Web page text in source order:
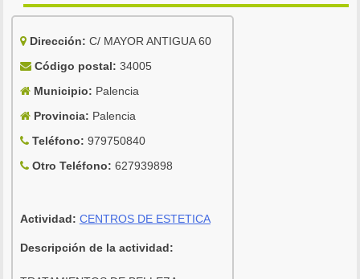
Dirección: C/ MAYOR ANTIGUA 60
Código postal: 34005
Municipio: Palencia
Provincia: Palencia
Teléfono: 979750840
Otro Teléfono: 627939898
Actividad: CENTROS DE ESTETICA
Descripción de la actividad: